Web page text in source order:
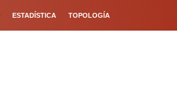
ESTADÍSTICA TOPOLOGÍA